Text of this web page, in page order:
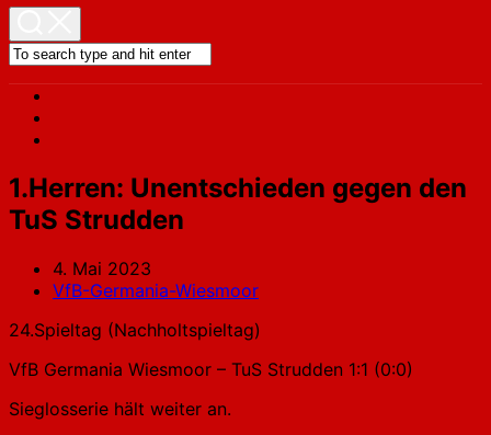
1.Herren: Unentschieden gegen den
TuS Strudden
4. Mai 2023
VfB-Germania-Wiesmoor
24.Spieltag (Nachholtspieltag)
VfB Germania Wiesmoor – TuS Strudden 1:1 (0:0)
Sieglosserie hält weiter an.